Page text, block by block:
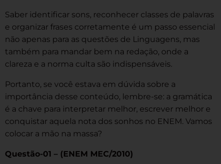
Saber identificar sons, reconhecer classes de palavras
e organizar frases corretamente é um passo essencial
não apenas para as questões de Linguagens, mas
também para mandar bem na redação, onde a
clareza e a norma culta são indispensáveis.
Portanto, se você estava em dúvida sobre a
importância desse conteúdo, lembre-se: a gramática
é a chave para interpretar melhor, escrever melhor e
conquistar aquela nota dos sonhos no ENEM. Vamos
colocar a mão na massa?
Questão-01 – (ENEM MEC/2010)